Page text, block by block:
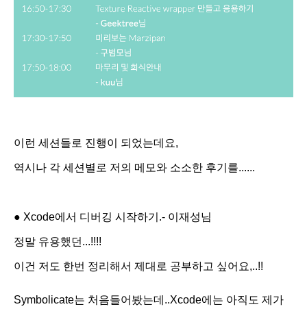
이런 세션들로 진행이 되었는데요,
역시나 각 세션별로 저의 메모와 소소한 후기를......
● Xcode에서 디버깅 시작하기.- 이재성님
정말 유용했던...!!!!
이건 저도 한번 정리해서 제대로 공부하고 싶어요,..!!
Symbolicate는 처음들어봤는데..Xcode에는 아직도 제가